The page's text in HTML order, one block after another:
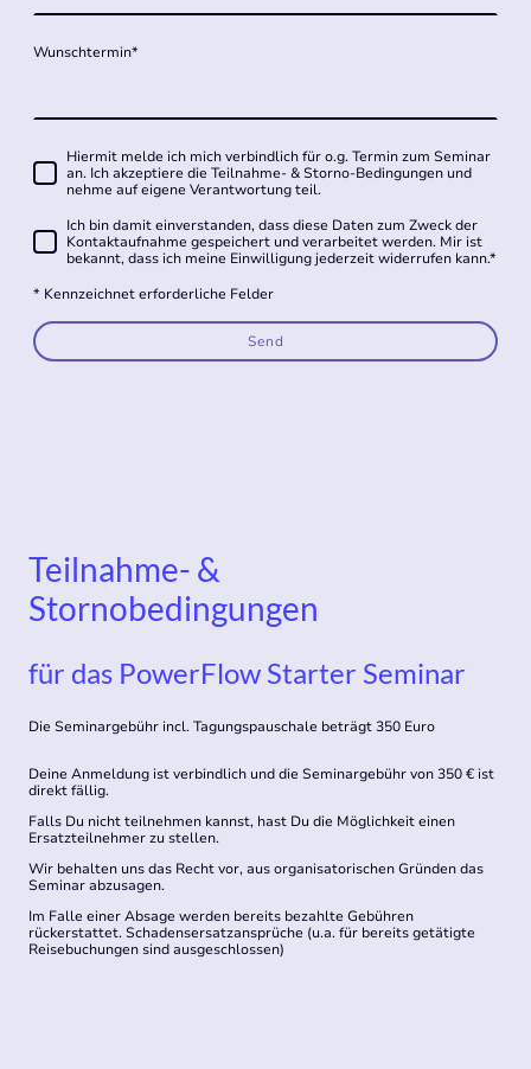
Wunschtermin*
Hiermit melde ich mich verbindlich für o.g. Termin zum Seminar
an. Ich akzeptiere die Teilnahme- & Storno-Bedingungen und
nehme auf eigene Verantwortung teil.
Ich bin damit einverstanden, dass diese Daten zum Zweck der
Kontaktaufnahme gespeichert und verarbeitet werden. Mir ist
bekannt, dass ich meine Einwilligung jederzeit widerrufen kann.*
* Kennzeichnet erforderliche Felder
Send
Teilnahme- &
Stornobedingungen
für das PowerFlow Starter Seminar
Die Seminargebühr incl. Tagungspauschale beträgt 350 Euro
Deine Anmeldung ist verbindlich und die Seminargebühr von 350 € ist
direkt fällig.
Falls Du nicht teilnehmen kannst, hast Du die Möglichkeit einen
Ersatzteilnehmer zu stellen.
Wir behalten uns das Recht vor, aus organisatorischen Gründen das
Seminar abzusagen.
Im Falle einer Absage werden bereits bezahlte Gebühren
rückerstattet. Schadensersatzansprüche (u.a. für bereits getätigte
Reisebuchungen sind ausgeschlossen)